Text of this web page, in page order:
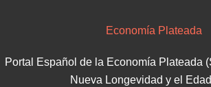
Economía Plateada
Portal Español de la Economía Plateada
Nueva Longevidad y el